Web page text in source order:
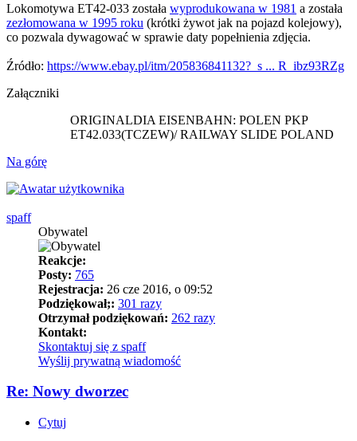
Lokomotywa ET42-033 została wyprodukowana w 1981 a została
zezłomowana w 1995 roku (krótki żywot jak na pojazd kolejowy),
co pozwala dywagować w sprawie daty popełnienia zdjęcia.
Źródło: https://www.ebay.pl/itm/205836841132?_s ... R_ibz93RZg
Załączniki
ORIGINALDIA EISENBAHN: POLEN PKP
ET42.033(TCZEW)/ RAILWAY SLIDE POLAND
Na górę
spaff
Obywatel
Reakcje:
Posty: 765
Rejestracja: 26 cze 2016, o 09:52
Podziękował;: 301 razy
Otrzymał podziękowań: 262 razy
Kontakt:
Skontaktuj się z spaff
Wyślij prywatną wiadomość
Re: Nowy dworzec
Cytuj